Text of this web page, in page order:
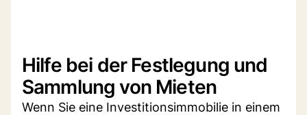
Hilfe bei der Festlegung und
Sammlung von Mieten
Wenn Sie eine Investitionsimmobilie in einem